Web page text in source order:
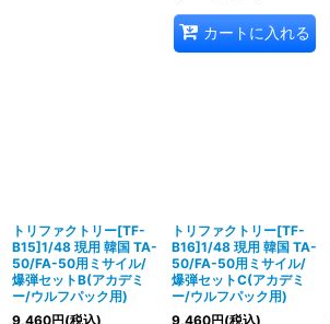
カートに入れる
トリファクトリー[TF-
B15]1/48 現用 韓国 TA-
50/FA-50用ミサイル/
爆弾セットB(アカデミ
ー/ウルフパック用)
9,460円(税込)
トリファクトリー[TF-
B16]1/48 現用 韓国 TA-
50/FA-50用ミサイル/
爆弾セットC(アカデミ
ー/ウルフパック用)
9,460円(税込)